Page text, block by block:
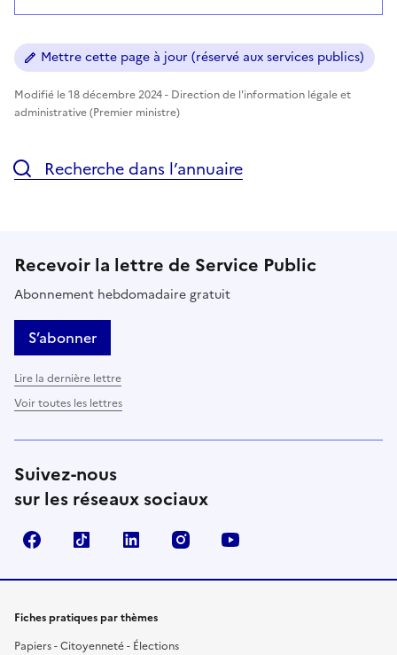
Mettre cette page à jour (réservé aux services publics)
Modifié le 18 décembre 2024 - Direction de l'information légale et
administrative (Premier ministre)
Recherche dans l’annuaire
Recevoir la lettre de Service Public
Abonnement hebdomadaire gratuit
S’abonner
Lire la dernière lettre
Voir toutes les lettres
Suivez-nous
sur les réseaux sociaux
FacebookTikTok LinkedIn Instagram
Fiches pratiques par thèmes
Papiers - Citoyenneté - Élections